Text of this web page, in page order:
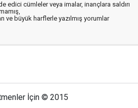
edici cümleler veya imalar, inançlara saldırı
ve büyük harflerle yazılmış yorumlar
İçin © 2015